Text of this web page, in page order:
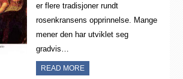
er flere tradisjoner rundt
rosenkransens opprinnelse. Mange
mener den har utviklet seg
gradvis…
READ MORE